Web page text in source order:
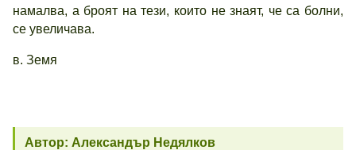
намалва, а броят на тези, които не знаят, че са болни,
се увеличава.
в. Земя
Автор: Александър Недялков